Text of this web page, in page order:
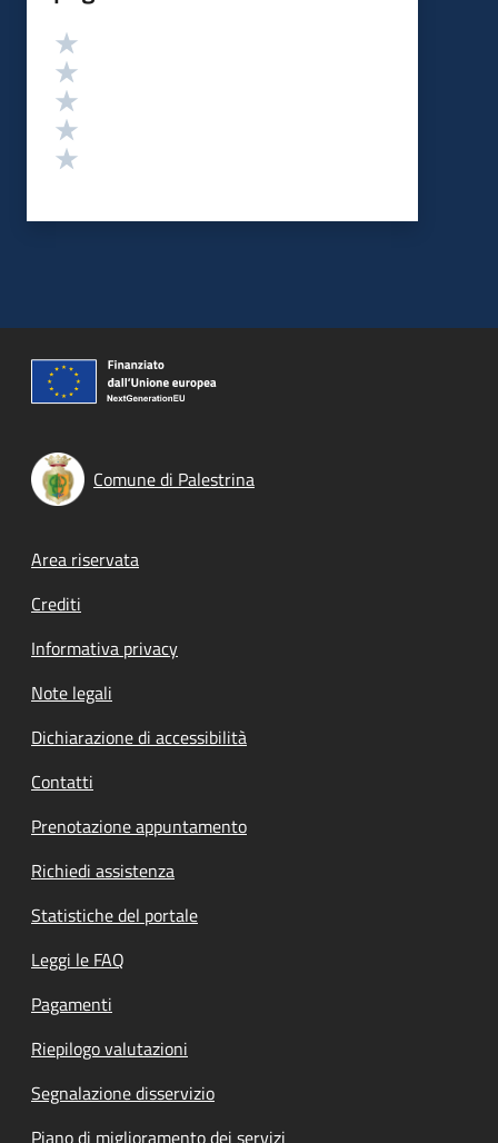
Valutazione
Comune di Palestrina
Footer menu
Area riservata
Crediti
Informativa privacy
Note legali
Dichiarazione di accessibilità
Contatti
Prenotazione appuntamento
Richiedi assistenza
Statistiche del portale
Leggi le FAQ
Pagamenti
Riepilogo valutazioni
Segnalazione disservizio
Piano di miglioramento dei servizi